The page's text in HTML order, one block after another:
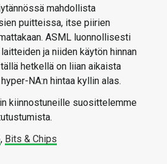
mahdollista
puitteissa, itse piirien
ASML luonnollisesti
ja niiden käytön hinnan
hetkellä on liian aikaista
NA:n hintaa kyllin alas.
kiinnostuneille suosittelemme
, Bits & Chips